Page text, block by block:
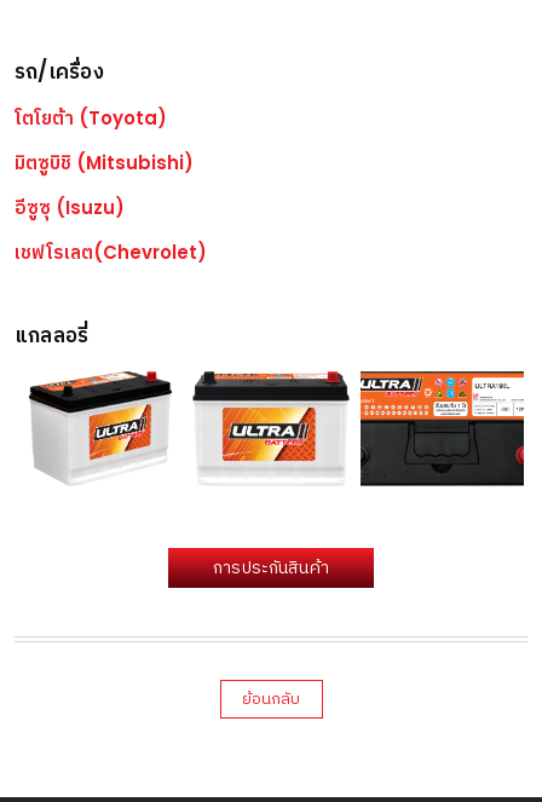
รถ/เครื่อง
โตโยต้า (Toyota)
มิตซูบิชิ (Mitsubishi)
อีซูซุ (Isuzu)
เชฟโรเลต(Chevrolet)
แกลลอรี่
การประกันสินค้า
ย้อนกลับ